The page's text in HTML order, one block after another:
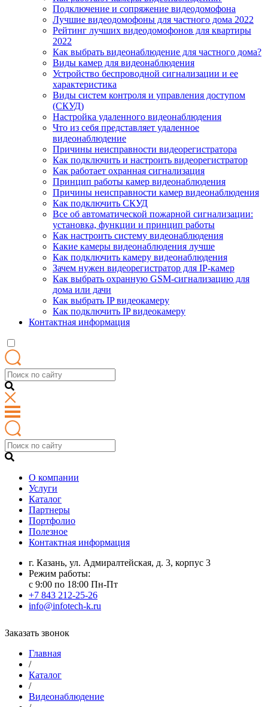
Подключение и сопряжение видеодомофона
Лучшие видеодомофоны для частного дома 2022
Рейтинг лучших видеодомофонов для квартиры
2022
Как выбрать видеонаблюдение для частного дома?
Виды камер для видеонаблюдения
Устройство беспроводной сигнализации и ее
характеристика
Виды систем контроля и управления доступом
(СКУД)
Настройка удаленного видеонаблюдения
Что из себя представляет удаленное
видеонаблюдение
Причины неисправности видеорегистратора
Как подключить и настроить видеорегистратор
Как работает охранная сигнализация
Принцип работы камер видеонаблюдения
Причины неисправности камер видеонаблюдения
Как подключить СКУД
Все об автоматической пожарной сигнализации:
установка, функции и принцип работы
Как настроить систему видеонаблюдения
Какие камеры видеонаблюдения лучше
Как подключить камеру видеонаблюдения
Зачем нужен видеорегистратор для IP-камер
Как выбрать охранную GSM-сигнализацию для
дома или дачи
Как выбрать IP видеокамеру
Как подключить IP видеокамеру
Контактная информация
О компании
Услуги
Каталог
Партнеры
Портфолио
Полезное
Контактная информация
г. Казань, ул. Адмиралтейская, д. 3, корпус 3
Режим работы:
с 9:00 по 18:00 Пн-Пт
+7 843 212-25-26
info@infotech-k.ru
Заказать звонок
Главная
/
Каталог
/
Видеонаблюдение